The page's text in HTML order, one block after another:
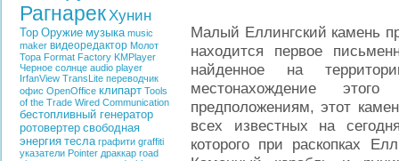
РагнарекХунин
Тор Оружие музыка music
maker видеоредактор Молот
Тора Format Factory KMPlayer
Черное солнце audio player
IrfanView TransLite переводчик
офис OpenOffice клипарт Tools
of the Trade Wired Communication
бестопливный генератор
ротовертер свободная
энергия тесла графити graffiti
указатели Pointer драккар road
Малый Еллингский камень
находится первое
найденное на
местонахождение
предположениям, этот
всех известных на
которого при раскопках